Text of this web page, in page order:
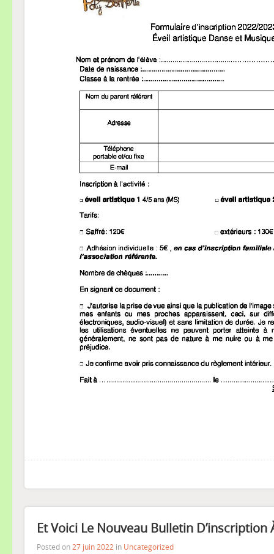
Et Voici Le Nouveau Bulletin D’inscription
Posted on 27 juin 2022 in Uncategorized